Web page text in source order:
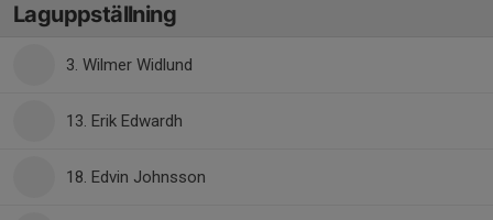
Laguppställning
3. Wilmer Widlund
13. Erik Edwardh
18. Edvin Johnsson